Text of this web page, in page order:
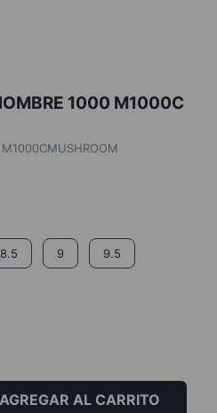
1000 M1000C
M1000CMUSHROOM
8.5 9 9.5
AGREGAR AL CARRITO